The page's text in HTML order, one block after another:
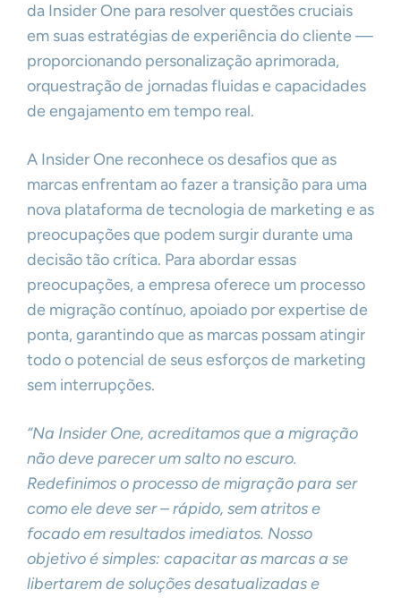
da Insider One para resolver questões cruciais
em suas estratégias de experiência do cliente —
proporcionando personalização aprimorada,
orquestração de jornadas fluidas e capacidades
de engajamento em tempo real.
A Insider One reconhece os desafios que as
marcas enfrentam ao fazer a transição para uma
nova plataforma de tecnologia de marketing e as
preocupações que podem surgir durante uma
decisão tão crítica. Para abordar essas
preocupações, a empresa oferece um processo
de migração contínuo, apoiado por expertise de
ponta, garantindo que as marcas possam atingir
todo o potencial de seus esforços de marketing
sem interrupções.
“Na Insider One, acreditamos que a migração
não deve parecer um salto no escuro.
Redefinimos o processo de migração para ser
como ele deve ser – rápido, sem atritos e
focado em resultados imediatos. Nosso
objetivo é simples: capacitar as marcas a se
libertarem de soluções desatualizadas e